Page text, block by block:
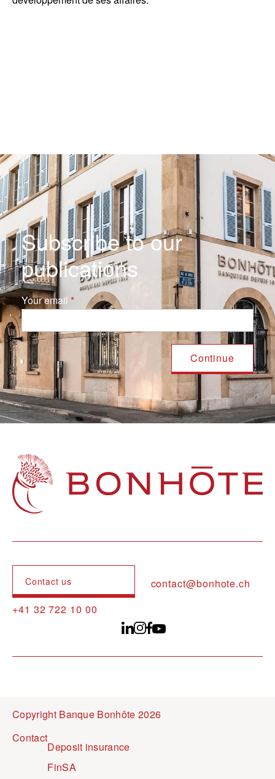
Subscribe to our
publications
Your email
Navigation principale
Contact us
contact@bonhote.ch
+41 32 722 10 00
Copyright Banque Bonhôte 2026
ContactPied de page
Deposit insurance
FinSA